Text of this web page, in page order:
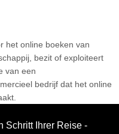
het online boeken van
bezit of exploiteert
van een
bedrijf dat het online
Schritt Ihrer Reise -